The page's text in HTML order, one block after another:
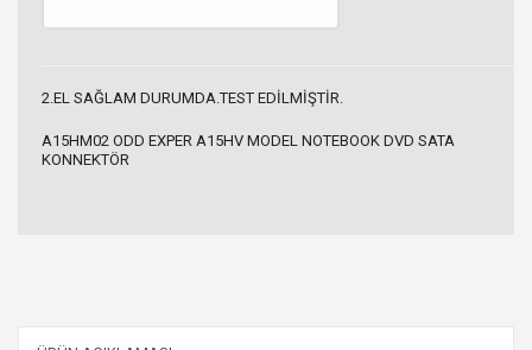
2.EL SAĞLAM DURUMDA.TEST EDİLMİŞTİR.
A15HM02 ODD EXPER A15HV MODEL NOTEBOOK DVD SATA
KONNEKTÖR